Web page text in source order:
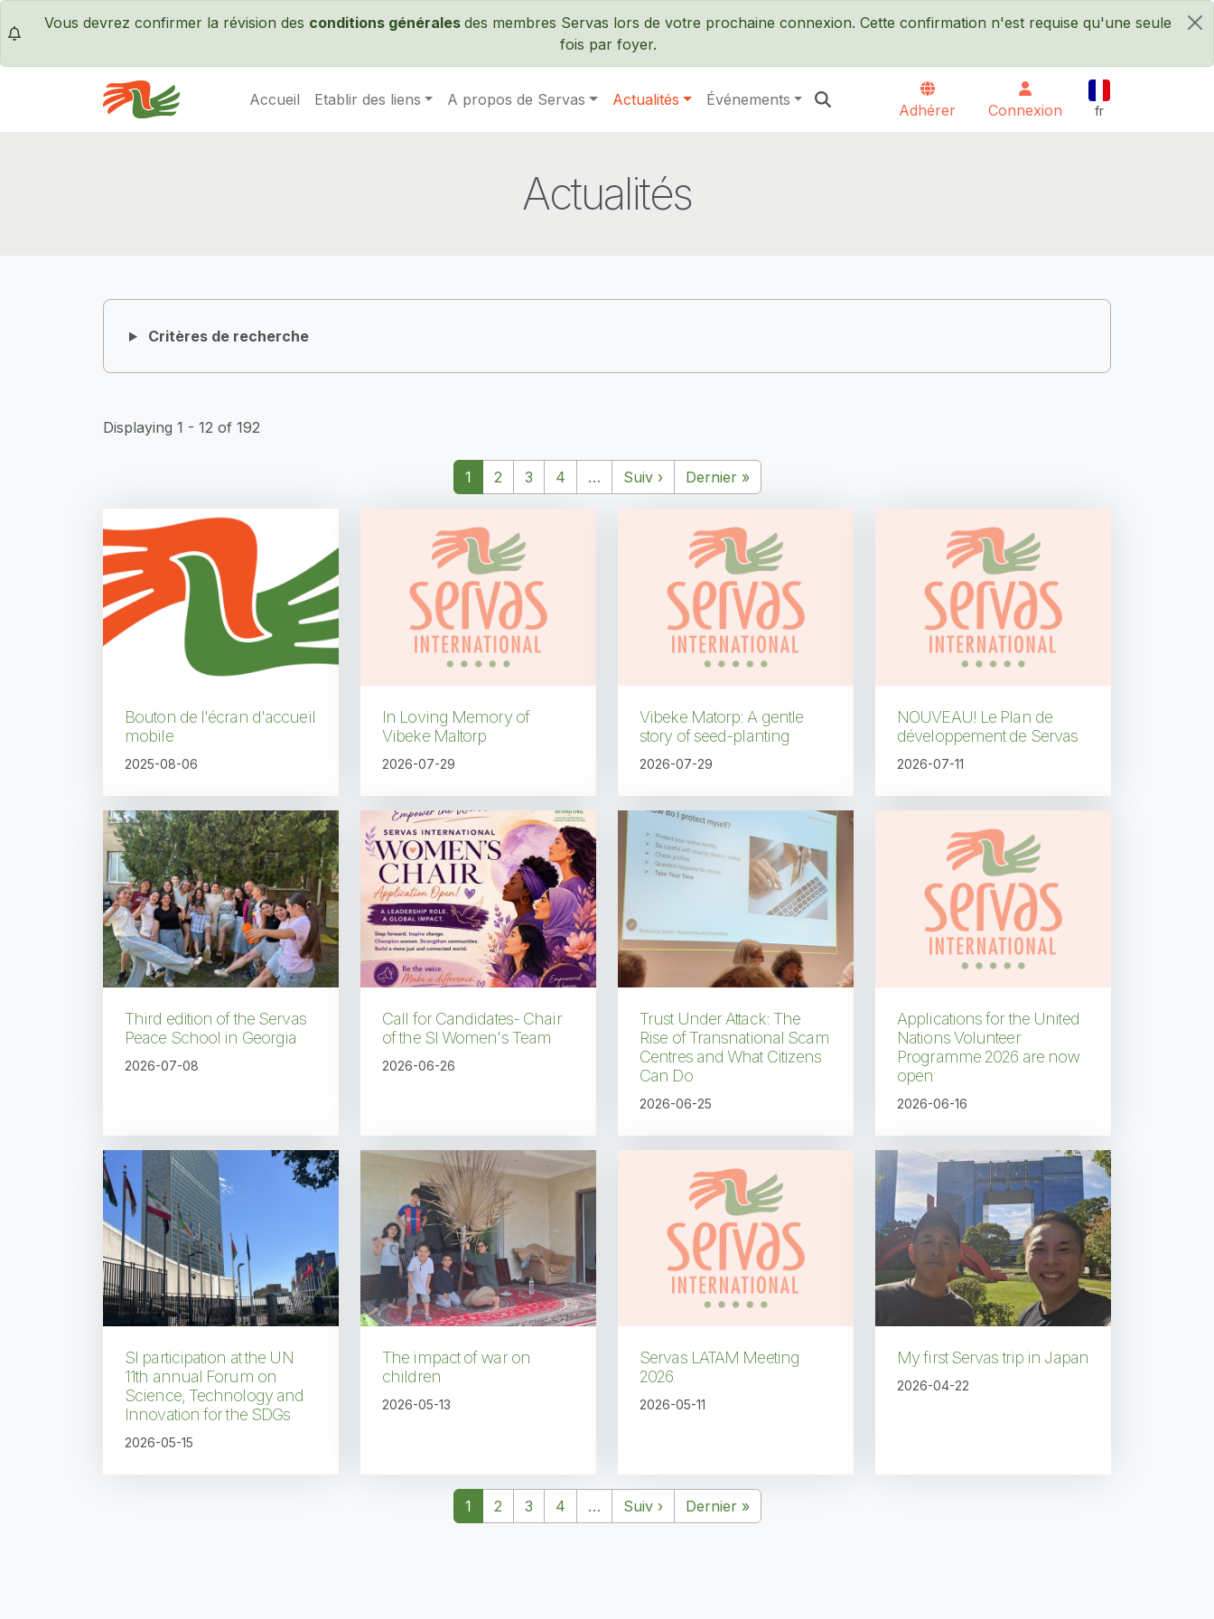
Passer au contenu principal
×
Vous devrez confirmer la révision des conditions générales des membres Servas lors de votre prochaine connexion. Cette confirmation n'est requise qu'une seule
fois par foyer.
Servas International Accueil Etablir des liens A propos de Servas Actualités Événements
Adhérer Connexion fr
Actualités
Critères de recherche
Displaying 1 - 12 of 192
1 2 3 4 … Suiv›Page suivante
Dernier»Dernière page
Bouton de l'écran d'accueil
mobile
2025-08-06
In Loving Memory of
Vibeke Maltorp
2026-07-29
Vibeke Matorp: A gentle
story of seed-planting
2026-07-29
NOUVEAU! Le Plan de
développement de Servas
2026-07-11
Third edition of the Servas
Peace School in Georgia
2026-07-08
Call for Candidates- Chair
of the SI Women's Team
2026-06-26
Trust Under Attack: The
Rise of Transnational Scam
Centres and What Citizens
Can Do
2026-06-25
Applications for the United
Nations Volunteer
Programme 2026 are now
open
2026-06-16
SI participation at the UN
11th annual Forum on
Science, Technology and
Innovation for the SDGs
2026-05-15
The impact of war on
children
2026-05-13
Servas LATAM Meeting
2026
2026-05-11
My first Servas trip in Japan
2026-04-22
1 2 3 4 … Suiv›Page suivante
Dernier»Dernière page